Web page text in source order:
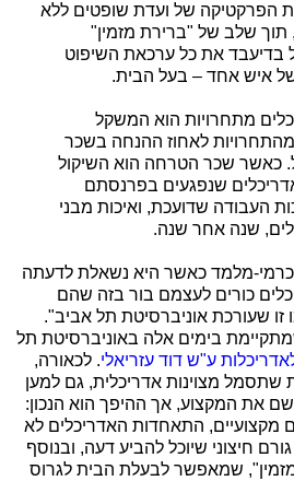
הפרקטיקה של ועדת שופטים ללא
תוך שלב של "ברירת מזמין"
את כל ערכאת השיפוט
איש אחד – בעל הבית.
מתחרויות הוא המשקל
לאחוז ההנחה בשכר
כאשר שכר הטרחה הוא השיקול
שנפגעים בפרנסתם
העבודה שדועכת, ואיכות מבני
שנה אחר שנה.
מלמד כאשר היא נשאלת לדעתה
כורים לעצמם בור בזה שהם
שעורכת אוניברסיטת תל אביב".
בימים אלה באוניברסיטת תל
ע"ש דוד עזריאלי. לכאורה,
מצוינות אדריכלית, גם למען
את המקצוע, אך ההיפך הוא הנכון:
מקצועיים, התאחדות האדריכלים לא
חיצוני שיוכל להביע דעה, ובנוסף
שמאפשר לבעלת הבית לגרוס